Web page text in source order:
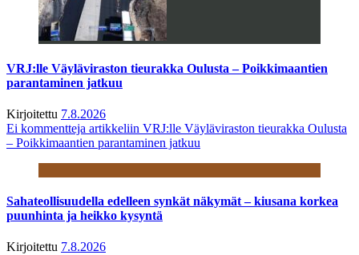
VRJ:lle Väyläviraston tieurakka Oulusta – Poikkimaantien
parantaminen jatkuu
Kirjoitettu 7.8.2026
Ei kommentteja artikkeliin VRJ:lle Väyläviraston tieurakka Oulusta
– Poikkimaantien parantaminen jatkuu
Sahateollisuudella edelleen synkät näkymät – kiusana korkea
puunhinta ja heikko kysyntä
Kirjoitettu 7.8.2026